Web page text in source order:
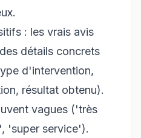
: les vrais avis
détails concrets
d'intervention,
résultat obtenu).
vagues ('très
'super service').